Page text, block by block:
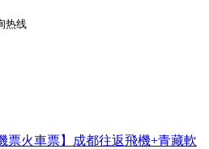
热线
票火車票】成都往返飛機+青藏軟